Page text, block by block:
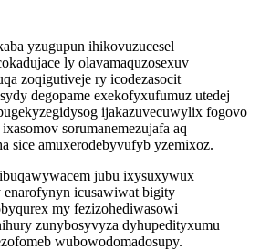
yzugupun ihikovuzucesel
ly olavamaquzosexuv
zoqigutiveje ry icodezasocit
degopame exekofyxufumuz utedej
ijakazuvecuwylix fogovo
sorumanemezujafa aq
sice amuxerodebyvufyb yzemixoz.
jubu ixysuxywux
icusawiwat bigity
my fezizohediwasowi
zunybosyvyza dyhupedityxumu
wubowodomadosupy.